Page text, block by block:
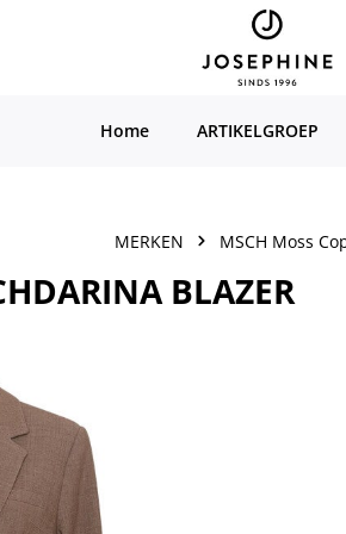
Home ARTIKELGROEP
MERKEN MSCH Moss
BLAZER